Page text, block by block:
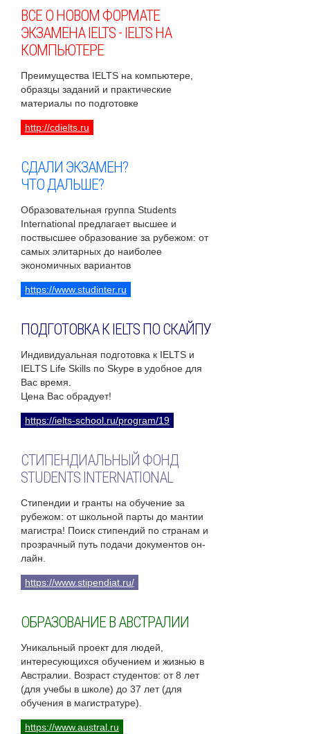
ВСЕ О НОВОМ ФОРМАТЕ
ЭКЗАМЕНА IELTS - IELTS НА
КОМПЬЮТЕРЕ
Преимущества IELTS на компьютере,
образцы заданий и практические
материалы по подготовке
http://cdielts.ru
СДАЛИ ЭКЗАМЕН?
ЧТО ДАЛЬШЕ?
Образовательная группа Students
International предлагает высшее и
поствысшее образование за рубежом: от
самых элитарных до наиболее
экономичных вариантов
https://www.studinter.ru
ПОДГОТОВКА К IELTS ПО СКАЙПУ
Индивидуальная подготовка к IELTS и
IELTS Life Skills по Skype в удобное для
Вас время.
Цена Вас обрадует!
https://ielts-school.ru/program/19
СТИПЕНДИАЛЬНЫЙ ФОНД
STUDENTS INTERNATIONAL
Стипендии и гранты на обучение за
рубежом: от школьной парты до мантии
магистра! Поиск стипендий по странам и
прозрачный путь подачи документов он-
лайн.
https://www.stipendiat.ru/
ОБРАЗОВАНИЕ В АВСТРАЛИИ
Уникальный проект для людей,
интересующихся обучением и жизнью в
Австралии. Возраст студентов: от 8 лет
(для учебы в школе) до 37 лет (для
обучения в магистратуре).
https://www.austral.ru